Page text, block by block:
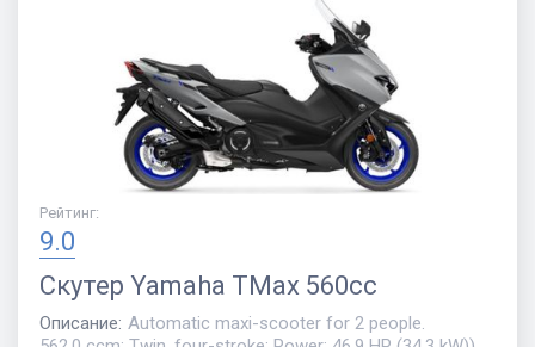
Рейтинг:
9.0
Скутер Yamaha TMax 560cc
Описание: Automatic maxi-scooter for 2 people.